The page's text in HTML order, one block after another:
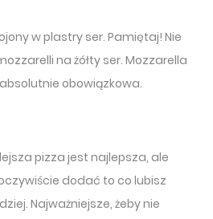
w plastry ser. Pamiętaj! Nie
na żółty ser. Mozzarella
obowiązkowa.
pizza jest najlepsza, ale
dodać to co lubisz
Najważniejsze, żeby nie